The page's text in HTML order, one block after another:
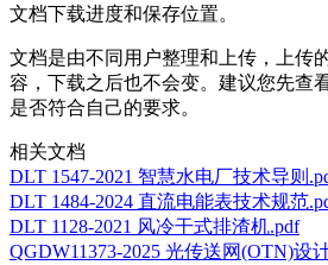
文档下载进度和保存位置。
文档是由不同用户整理和上传，上传
容，下载之后也不会变。建议您先查
是否符合自己的要求。
相关文档
DLT 1547-2021 智慧水电厂技术导则
DLT 1484-2024 直流电能表技术规范
DLT 1128-2021 风冷干式排渣机.pdf
QGDW11373-2025 光传送网(OTN)设